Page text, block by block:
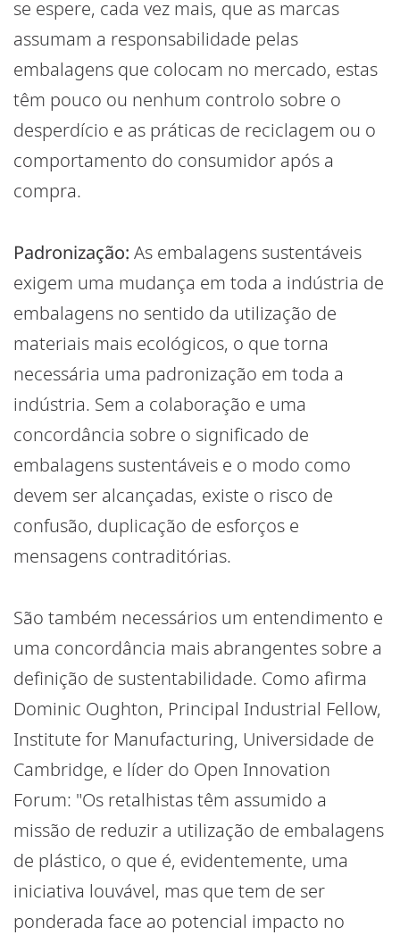
se espere, cada vez mais, que as marcas
assumam a responsabilidade pelas
embalagens que colocam no mercado, estas
têm pouco ou nenhum controlo sobre o
desperdício e as práticas de reciclagem ou o
comportamento do consumidor após a
compra.
Padronização: As embalagens sustentáveis
exigem uma mudança em toda a indústria de
embalagens no sentido da utilização de
materiais mais ecológicos, o que torna
necessária uma padronização em toda a
indústria. Sem a colaboração e uma
concordância sobre o significado de
embalagens sustentáveis e o modo como
devem ser alcançadas, existe o risco de
confusão, duplicação de esforços e
mensagens contraditórias.
São também necessários um entendimento e
uma concordância mais abrangentes sobre a
definição de sustentabilidade. Como afirma
Dominic Oughton, Principal Industrial Fellow,
Institute for Manufacturing, Universidade de
Cambridge, e líder do Open Innovation
Forum: "Os retalhistas têm assumido a
missão de reduzir a utilização de embalagens
de plástico, o que é, evidentemente, uma
iniciativa louvável, mas que tem de ser
ponderada face ao potencial impacto no